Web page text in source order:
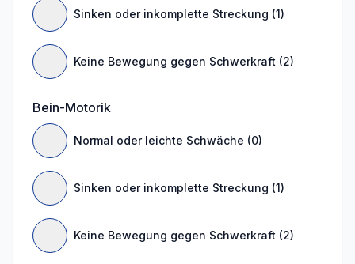
Sinken oder inkomplette Streckung (1)
Keine Bewegung gegen Schwerkraft (2)
Bein-Motorik
Normal oder leichte Schwäche (0)
Sinken oder inkomplette Streckung (1)
Keine Bewegung gegen Schwerkraft (2)